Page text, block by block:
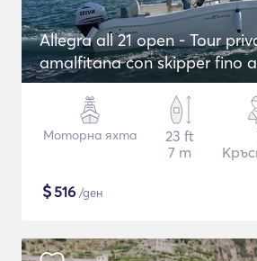
Allegra all 21 open - Tour
amalfitana con skipper fino
Моторна яхта
23 ft
7 m
$516 /ден